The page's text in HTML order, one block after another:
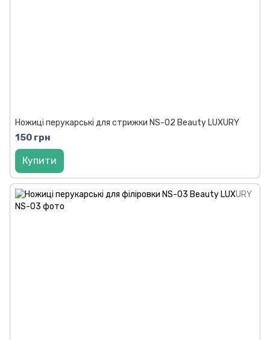
Ножиці перукарські для стрижки NS-02 Beauty LUXURY
150 грн
Купити